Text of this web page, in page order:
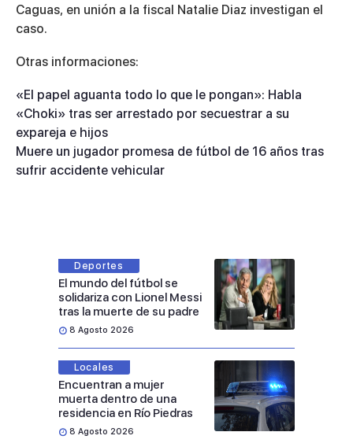
Caguas, en unión a la fiscal Natalie Diaz investigan el
caso.
Otras informaciones:
«El papel aguanta todo lo que le pongan»: Habla
«Choki» tras ser arrestado por secuestrar a su
expareja e hijos
Muere un jugador promesa de fútbol de 16 años tras
sufrir accidente vehicular
Deportes
El mundo del fútbol se
solidariza con Lionel Messi
tras la muerte de su padre
8 Agosto 2026
Locales
Encuentran a mujer
muerta dentro de una
residencia en Río Piedras
8 Agosto 2026